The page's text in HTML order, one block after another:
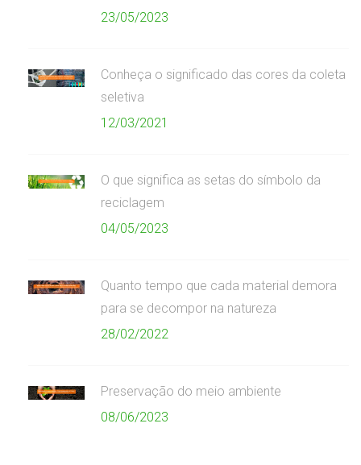
23/05/2023
Conheça o significado das cores da coleta
seletiva
12/03/2021
O que significa as setas do símbolo da
reciclagem
04/05/2023
Quanto tempo que cada material demora
para se decompor na natureza
28/02/2022
Preservação do meio ambiente
08/06/2023